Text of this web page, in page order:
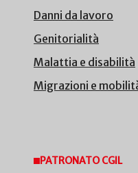
Danni da lavoro
Genitorialità
Malattia e disabilità
Migrazioni e
PATRONATO CGIL